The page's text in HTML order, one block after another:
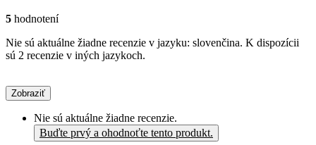
5 hodnotení
Nie sú aktuálne žiadne recenzie v jazyku: slovenčina. K dispozícii
sú 2 recenzie v iných jazykoch.
Zobraziť
Nie sú aktuálne žiadne recenzie.
Buďte prvý a ohodnoťte tento produkt.